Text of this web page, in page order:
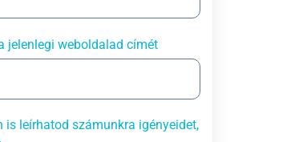
jelenlegi weboldalad címét
leírhatod számunkra igényeidet,